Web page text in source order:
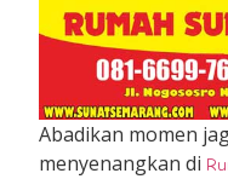
Abadikan momen
menyenangkan di